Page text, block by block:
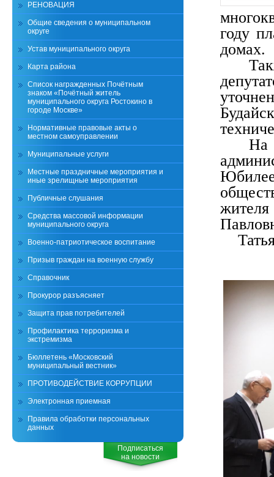
году
домах.
РЕНОВАЦИЯ
Общие сведения о муниципальном
округе
Устав муниципального округа
Карта района
Список награжденных Почётным
знаком «Почётный житель
муниципального округа Ростокино в
городе Москве»
Нормативные правовые акты о
местном самоуправлении
Муниципальные услуги
Местные праздничные мероприятия и
иные зрелищные мероприятия
Публичные слушания
Средства массовой информации
муниципального округа
Военно-патриотическое воспитание
Призыв граждан на военную службу
Справочник
Прокурор разъясняет
Защита прав потребителей
Профилактика терроризма и
экстремизма
Бюллетень «Московский
муниципальный вестник»
ПРОТИВОДЕЙСТВИЕ КОРРУПЦИИ
Электронная приемная
Правила обработки персональных
данных
Подписаться
на новости